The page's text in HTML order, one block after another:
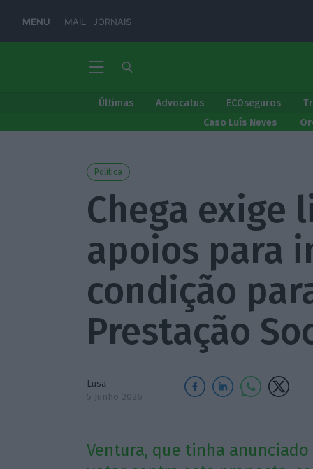
MENU MAIL JORNAIS
Últimas Advocatus ECOseguros
Caso Luís Neves
Política
Chega exige
apoios para
condição
Prestação
Lusa
5 Junho 2026
Ventura, que tinha